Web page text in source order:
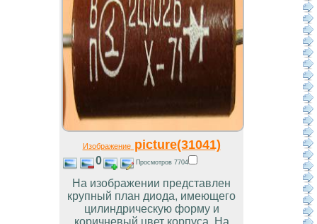
Изображениеpicture(31041)
0 Просмотров 7704
На изображении представлен
крупный план диода, имеющего
цилиндрическую форму и
коричневый цвет корпуса. На